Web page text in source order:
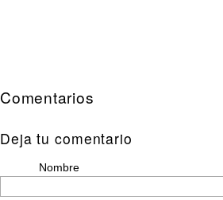
Comentarios
Deja tu comentario
Nombre